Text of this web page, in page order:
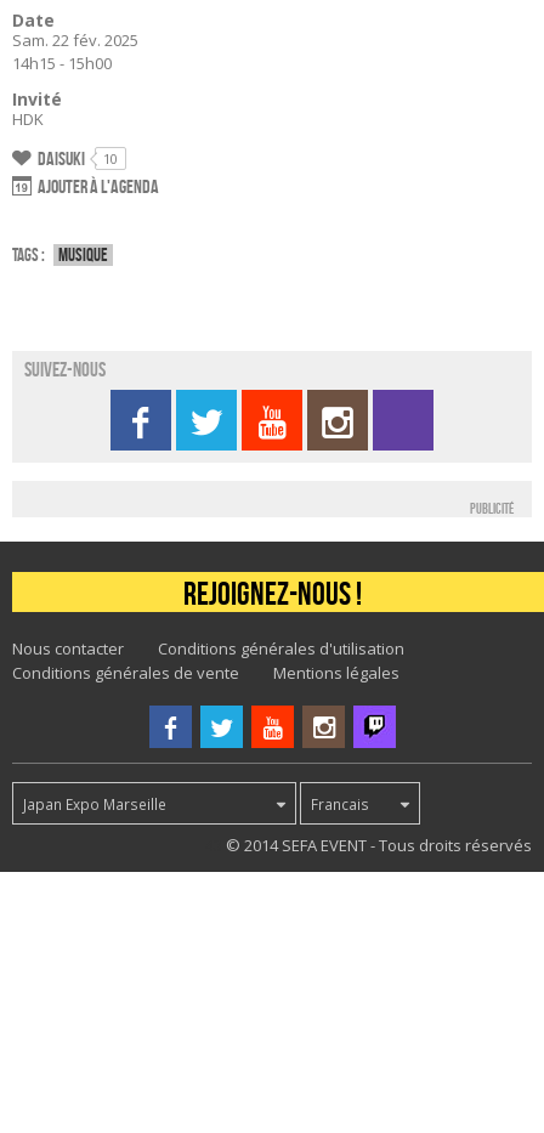
Date
Sam. 22 fév. 2025
14h15 - 15h00
Invité
HDK
Daisuki 10
Ajouter à l'agenda
Tags : Musique
Suivez-nous
Publicité
Rejoignez-nous !
Nous contacter
Conditions générales d'utilisation
Conditions générales de vente
Mentions légales
Japan Expo Marseille Francais
© 2014 SEFA EVENT - Tous droits réservés